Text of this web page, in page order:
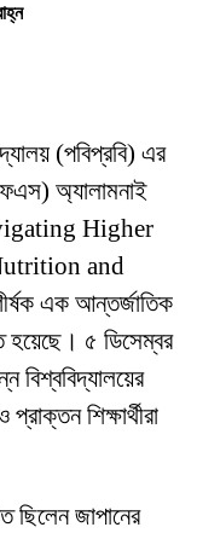
(পবিপ্রবি) এর
অ্যালামনাই
Higher
and
এক আন্তর্জাতিক
হয়েছে। ৫ ডিসেম্বর
বিশ্ববিদ্যালয়ের
প্রাক্তন শিক্ষার্থীরা
ছিলেন জাপানের